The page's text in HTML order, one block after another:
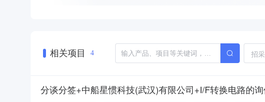
相关项目 4 招
分谈分签+中船星惯科技(武汉)有限公司+I/F转换电路的